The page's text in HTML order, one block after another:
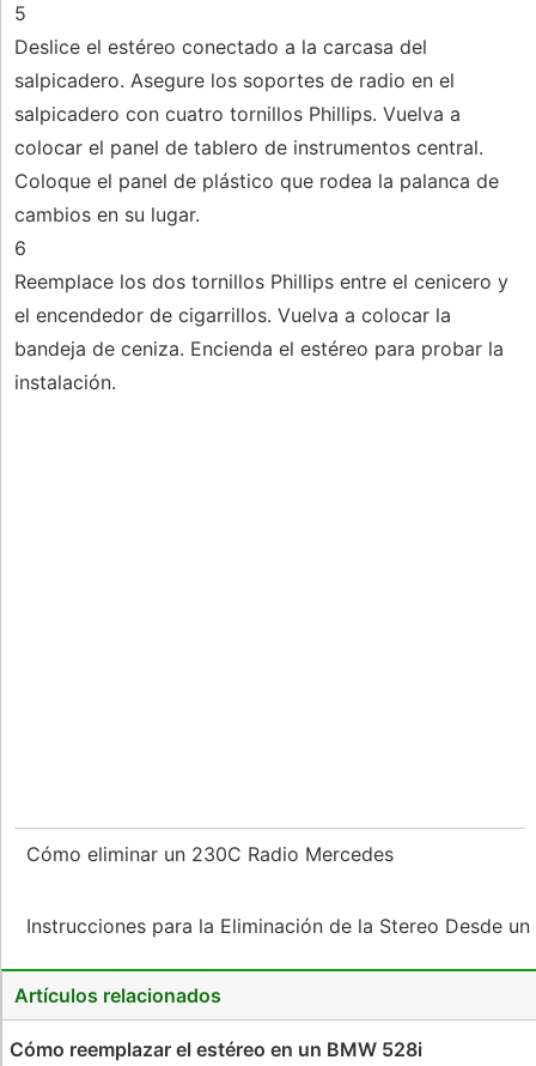
5
Deslice el estéreo conectado a la carcasa del
salpicadero. Asegure los soportes de radio en el
salpicadero con cuatro tornillos Phillips. Vuelva a
colocar el panel de tablero de instrumentos central.
Coloque el panel de plástico que rodea la palanca de
cambios en su lugar.
6
Reemplace los dos tornillos Phillips entre el cenicero y
el encendedor de cigarrillos. Vuelva a colocar la
bandeja de ceniza. Encienda el estéreo para probar la
instalación.
Cómo eliminar un 230C Radio Mercedes
Instrucciones para la Eliminación de la Stereo Desde
Artículos relacionados
Cómo reemplazar el estéreo en un BMW 528i